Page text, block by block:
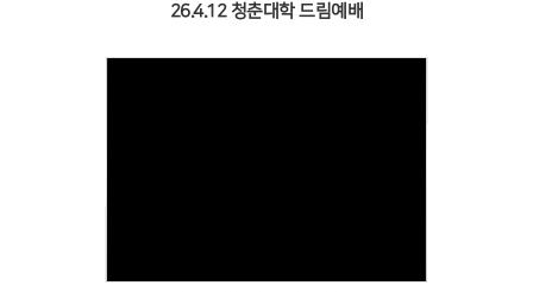
26.4.12 청춘대학 드림예배